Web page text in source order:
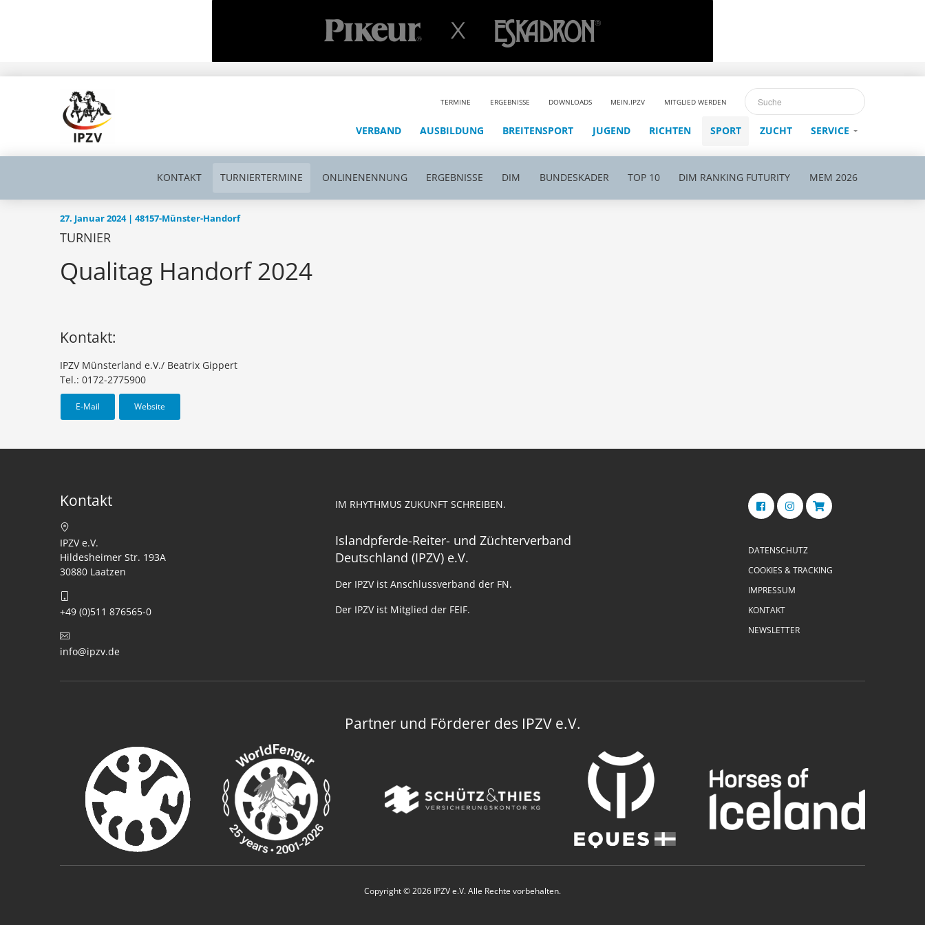
TERMINE ERGEBNISSE DOWNLOADS MEIN.IPZV MITGLIED WERDEN
VERBAND AUSBILDUNG BREITENSPORT JUGEND RICHTEN SPORT ZUCHT SERVICE
KONTAKT TURNIERTERMINE ONLINENENNUNG ERGEBNISSE DIM BUNDESKADER TOP 10 DIM RANKING FUTURITY MEM 2026
27. Januar 2024 | 48157-Münster-Handorf
TURNIER
Qualitag Handorf 2024
Kontakt:
IPZV Münsterland e.V./ Beatrix Gippert
Tel.: 0172-2775900
E-Mail Website
Kontakt
IPZV e.V.
Hildesheimer Str. 193A
30880 Laatzen
+49 (0)511 876565-0
info@ipzv.de
IM RHYTHMUS ZUKUNFT SCHREIBEN.
Islandpferde-Reiter- und Züchterverband
Deutschland (IPZV) e.V.
Der IPZV ist Anschlussverband der FN.
Der IPZV ist Mitglied der FEIF.
DATENSCHUTZ
COOKIES & TRACKING
IMPRESSUM
KONTAKT
NEWSLETTER
Partner und Förderer des IPZV e.V.
Copyright © 2026 IPZV e.V. Alle Rechte vorbehalten.